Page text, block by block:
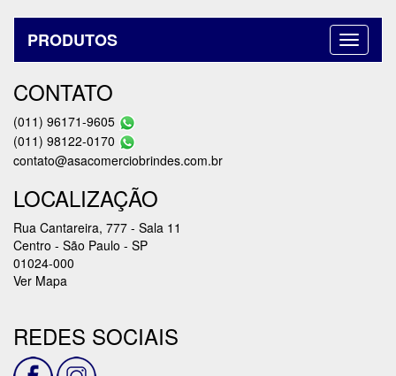
PRODUTOS
CONTATO
(011) 96171-9605
(011) 98122-0170
contato@asacomerciobrindes.com.br
LOCALIZAÇÃO
Rua Cantareira, 777 - Sala 11
Centro - São Paulo - SP
01024-000
Ver Mapa
REDES SOCIAIS